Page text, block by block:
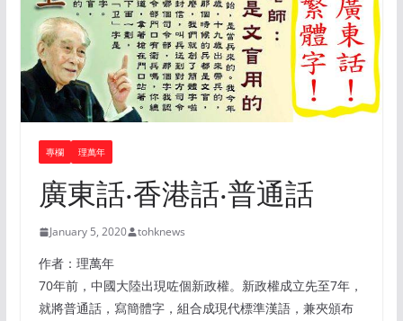
專欄 理萬年
廣東話‧香港話‧普通話
January 5, 2020 tohknews
作者：理萬年
70年前，中國大陸出現咗個新政權。新政權成立先至7年，
就將普通話，寫簡體字，組合成現代標準漢語，兼夾頒布